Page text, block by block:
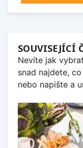
SOUVISEJÍCÍ
Nevíte jak
snad najdete,
nebo napište a